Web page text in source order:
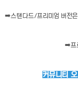
➡️스탠다드/프리미엄 버전
➡️프
커뮤니티